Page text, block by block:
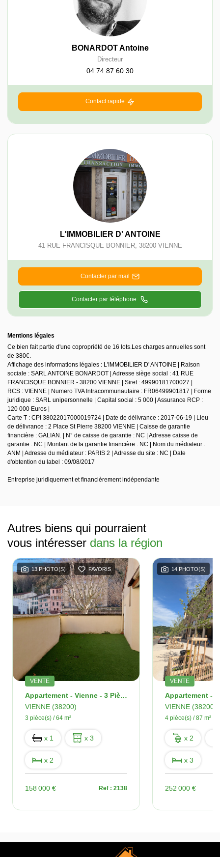
BONARDOT Antoine
Directeur
04 74 87 60 30
Contact rapide
L'IMMOBILIER D' ANTOINE
41 RUE FRANCISQUE BONNIER, 38200 VIENNE
Contacter par mail
Contacter par téléphone
Mentions légales
Ce bien fait partie d'une copropriété de 16 lots.Les charges annuelles sont
de 380€.
Affichage des informations légales : L'IMMOBILIER D' ANTOINE | Raison
sociale : SARL ANTOINE BONARDOT | Adresse siège social : 41 RUE
FRANCISQUE BONNIER - 38200 VIENNE | Siret : 49990181700027 |
RCS : VIENNE | Numero TVA Intracommunautaire : FR06499901817 | Forme
juridique : SARL unipersonnelle | Capital social : 5 000 | Assurance RCP :
120 000 Euros |
Carte T : CPI 38022017000019724 | Date de délivrance : 2017-06-19 | Lieu
de délivrance : 2 Place St Pierre 38200 VIENNE | Caisse de garantie
financière : GALIAN. | N° de caisse de garantie : NC | Adresse caisse de
garantie : NC | Montant de la garantie financière : NC | Nom du médiateur :
ANM | Adresse du médiateur : PARIS 2 | Adresse du site : NC | Date
d'obtention du label : 09/08/2017
Entreprise juridiquement et financièrement indépendante
Autres biens qui pourraient
vous intéresser dans la région
13 PHOTO(S) FAVORIS
VENTE
Appartement - Vienne - 3 Pièces - 64 M2 - Terrasse
VIENNE (38200)
3 pièce(s) / 64 m²
x 1 x 3
x 2
158 000 € Ref : 2138
14 PHOTO(S)
VENTE
VIENNE (38200)
4 pièce(s) / 87 m²
x 2
x 3
252 000 €